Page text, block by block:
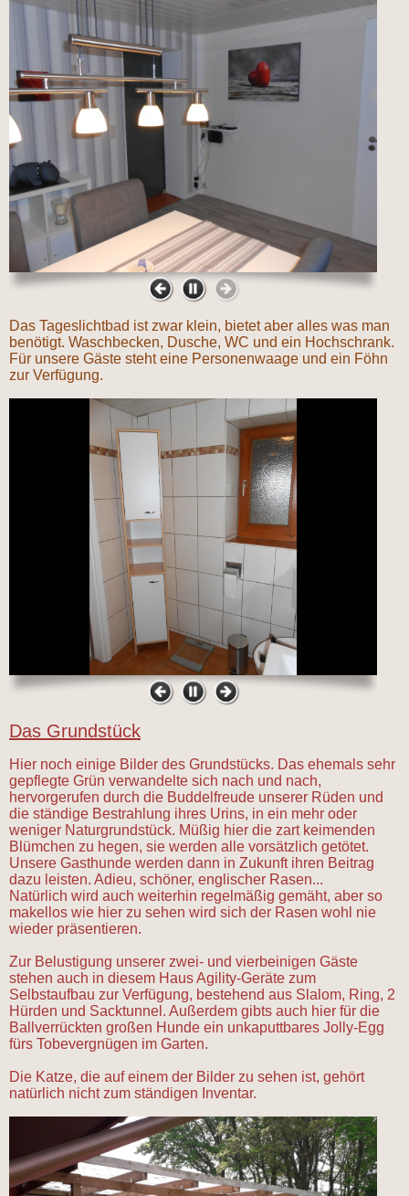
Das Tageslichtbad ist zwar klein, bietet aber alles was man
benötigt. Waschbecken, Dusche, WC und ein Hochschrank.
Für unsere Gäste steht eine Personenwaage und ein Föhn
zur Verfügung.
Das Grundstück
Hier noch einige Bilder des Grundstücks. Das ehemals sehr
gepflegte Grün verwandelte sich nach und nach,
hervorgerufen durch die Buddelfreude unserer Rüden und
die ständige Bestrahlung ihres Urins, in ein mehr oder
weniger Naturgrundstück. Müßig hier die zart keimenden
Blümchen zu hegen, sie werden alle vorsätzlich getötet.
Unsere Gasthunde werden dann in Zukunft ihren Beitrag
dazu leisten. Adieu, schöner, englischer Rasen...
Natürlich wird auch weiterhin regelmäßig gemäht, aber so
makellos wie hier zu sehen wird sich der Rasen wohl nie
wieder präsentieren.
Zur Belustigung unserer zwei- und vierbeinigen Gäste
stehen auch in diesem Haus Agility-Geräte zum
Selbstaufbau zur Verfügung, bestehend aus Slalom, Ring, 2
Hürden und Sacktunnel. Außerdem gibts auch hier für die
Ballverrückten großen Hunde ein unkaputtbares Jolly-Egg
fürs Tobevergnügen im Garten.
Die Katze, die auf einem der Bilder zu sehen ist, gehört
natürlich nicht zum ständigen Inventar.